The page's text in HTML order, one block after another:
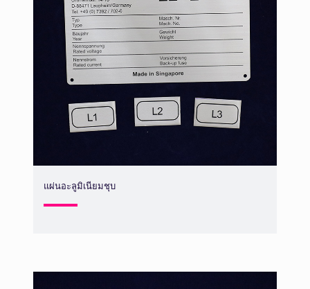
แผ่นอะลูมิเนียมชุบ